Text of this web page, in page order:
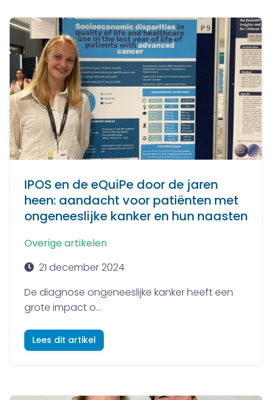
IPOS en de eQuiPe door de jaren
heen: aandacht voor patiënten met
ongeneeslijke kanker en hun naasten
Overige artikelen
21 december 2024
De diagnose ongeneeslijke kanker heeft een
grote impact o...
Lees dit artikel